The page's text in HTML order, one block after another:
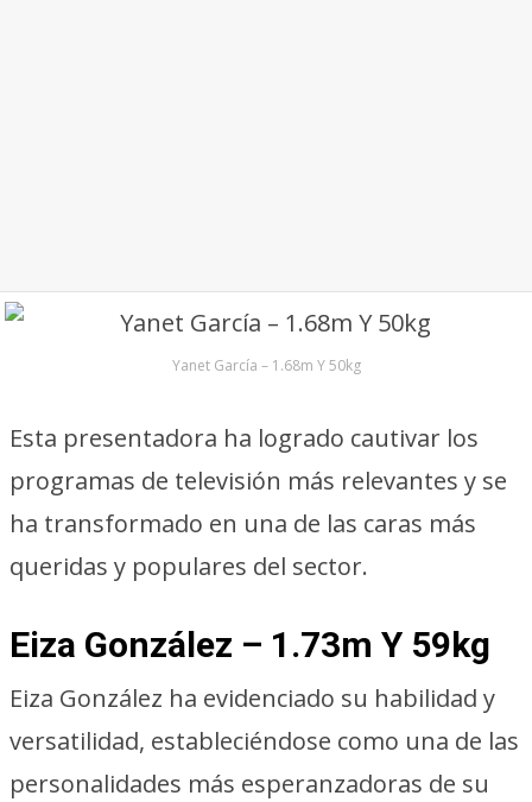
Yanet García – 1.68m Y 50kg
Esta presentadora ha logrado cautivar los
programas de televisión más relevantes y se
ha transformado en una de las caras más
queridas y populares del sector.
Eiza González – 1.73m Y 59kg
Eiza González ha evidenciado su habilidad y
versatilidad, estableciéndose como una de las
personalidades más esperanzadoras de su